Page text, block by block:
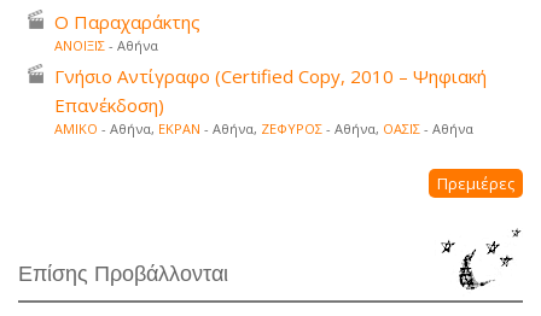
Ο Παραχαράκτης
ΑΝΟΙΞΙΣ - Αθήνα
Γνήσιο Αντίγραφο (Certified Copy, 2010 – Ψηφιακή
Επανέκδοση)
ΑΜΙΚΟ - Αθήνα, ΕΚΡΑΝ - Αθήνα, ΖΕΦΥΡΟΣ - Αθήνα, ΟΑΣΙΣ - Αθήνα
Πρεμιέρες
Επίσης Προβάλλονται